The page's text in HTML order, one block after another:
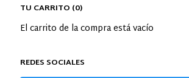
TU CARRITO (0)
El carrito de la compra está vacío
REDES SOCIALES